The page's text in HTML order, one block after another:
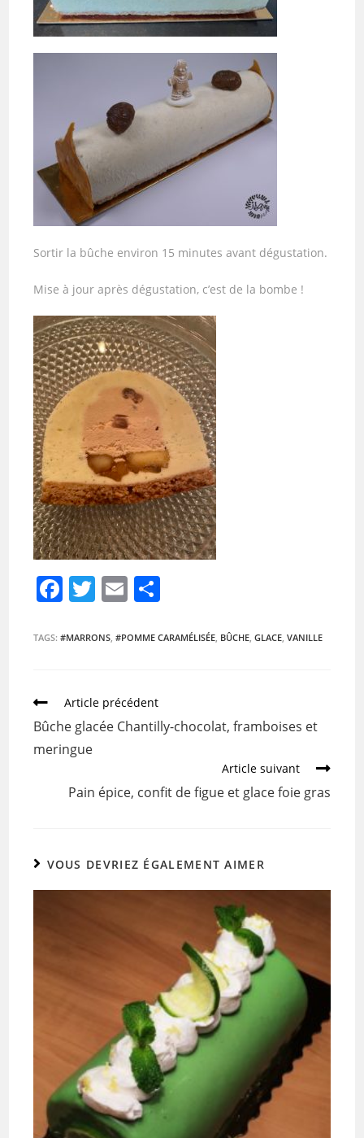
Sortir la bûche environ 15 minutes avant dégustation.
Mise à jour après dégustation, c’est de la bombe !
F
c
b
o
o
T
itt
E
ai ta
TAGS:#MARRONS, #POMME CARAMÉLISÉE, BÛCHE, GLACE, VANILLE
Article précédent
Bûche glacée Chantilly-chocolat, framboises et
meringue
Article suivant
Pain épice, confit de figue et glace foie gras
VOUS DEVRIEZ ÉGALEMENT AIMER